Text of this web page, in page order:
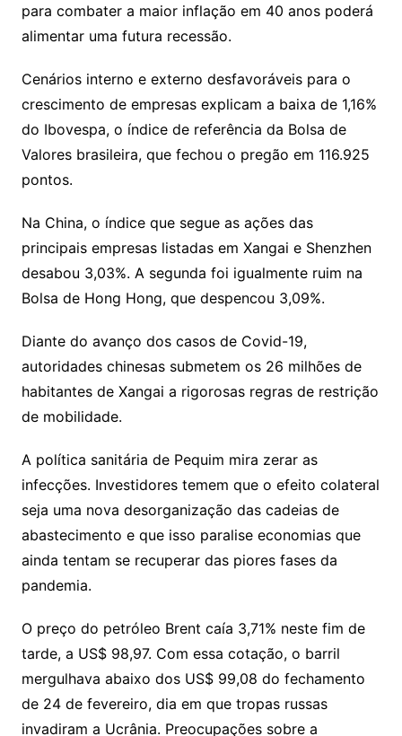
para combater a maior inflação em 40 anos poderá
alimentar uma futura recessão.
Cenários interno e externo desfavoráveis para o
crescimento de empresas explicam a baixa de 1,16%
do Ibovespa, o índice de referência da Bolsa de
Valores brasileira, que fechou o pregão em 116.925
pontos.
Na China, o índice que segue as ações das
principais empresas listadas em Xangai e Shenzhen
desabou 3,03%. A segunda foi igualmente ruim na
Bolsa de Hong Hong, que despencou 3,09%.
Diante do avanço dos casos de Covid-19,
autoridades chinesas submetem os 26 milhões de
habitantes de Xangai a rigorosas regras de restrição
de mobilidade.
A política sanitária de Pequim mira zerar as
infecções. Investidores temem que o efeito colateral
seja uma nova desorganização das cadeias de
abastecimento e que isso paralise economias que
ainda tentam se recuperar das piores fases da
pandemia.
O preço do petróleo Brent caía 3,71% neste fim de
tarde, a US$ 98,97. Com essa cotação, o barril
mergulhava abaixo dos US$ 99,08 do fechamento
de 24 de fevereiro, dia em que tropas russas
invadiram a Ucrânia. Preocupações sobre a